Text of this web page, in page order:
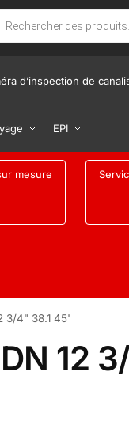
d’inspection de
EPI
mesure
3/4" 38.1 45'
DN 12